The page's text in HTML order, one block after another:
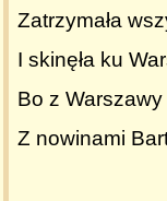
Zatrzymała
I skinęła ku
Bo z Warszawy
Z nowinami